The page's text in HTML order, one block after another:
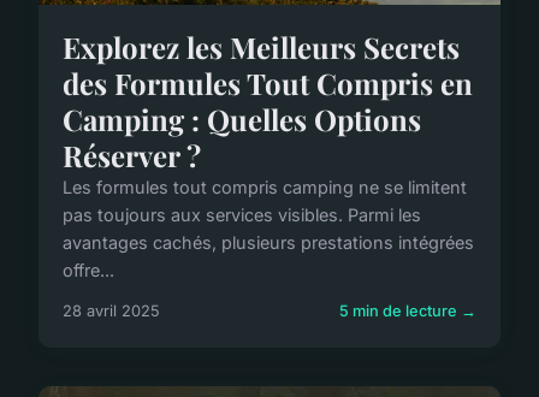
Explorez les Meilleurs Secrets
des Formules Tout Compris en
Camping : Quelles Options
Réserver ?
Les formules tout compris camping ne se limitent
pas toujours aux services visibles. Parmi les
avantages cachés, plusieurs prestations intégrées
offre...
28 avril 2025 5 min de lecture →